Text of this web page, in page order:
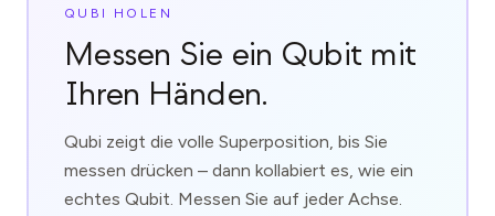
QUBI HOLEN
Messen Sie ein Qubit mit
Ihren Händen.
Qubi zeigt die volle Superposition, bis Sie
messen drücken – dann kollabiert es, wie ein
echtes Qubit. Messen Sie auf jeder Achse.